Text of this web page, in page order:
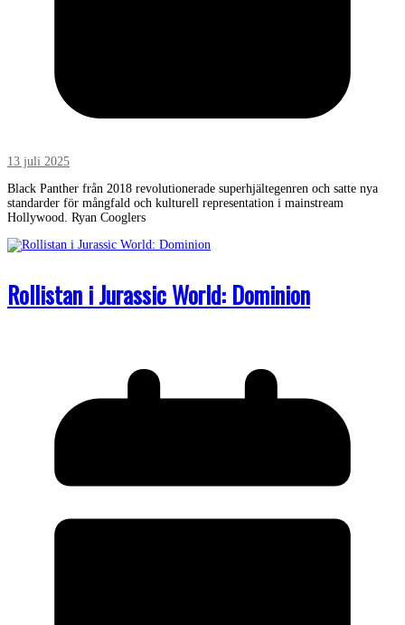
13 juli 2025
Black Panther från 2018 revolutionerade superhjältegenren och satte nya
standarder för mångfald och kulturell representation i mainstream
Hollywood. Ryan Cooglers
Rollistan i Jurassic World: Dominion